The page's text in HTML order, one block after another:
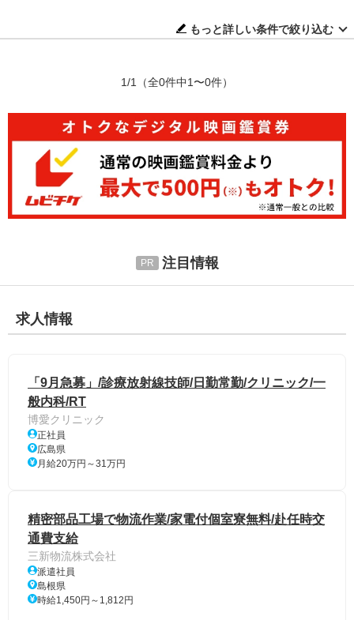
もっと詳しい条件で絞り込む
1/1 （全0件中1〜0件）
注目情報
求人情報
「9月急募」/診療放射線技師/日勤常勤/クリニック/一
般内科/RT
博愛クリニック
正社員
広島県
月給20万円～31万円
精密部品工場で物流作業/家電付個室寮無料/赴任時交
通費支給
三新物流株式会社
派遣社員
島根県
時給1,450円～1,812円